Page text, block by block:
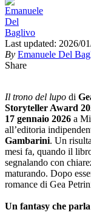
Last updated: 2026/
By Emanuele Del
Share
Il trono del lupo di
Storyteller Award
17 gennaio 2026 a
all’editoria
Gambarini. Un
mesi fa, quando il
segnalando con
maturando. Dopo
romance di Gea
Un fantasy che